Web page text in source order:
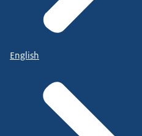
English